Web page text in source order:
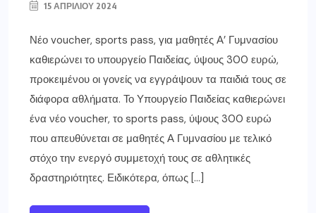
15 ΑΠΡΙΛΊΟΥ 2024
Νέο voucher, sports pass, για μαθητές Α’ Γυμνασίου
καθιερώνει το υπουργείο Παιδείας, ύψους 300 ευρώ,
προκειμένου οι γονείς να εγγράψουν τα παιδιά τους σε
διάφορα αθλήματα. Το Υπουργείο Παιδείας καθιερώνει
ένα νέο voucher, το sports pass, ύψους 300 ευρώ
που απευθύνεται σε μαθητές Α Γυμνασίου με τελικό
στόχο την ενεργό συμμετοχή τους σε αθλητικές
δραστηριότητες. Ειδικότερα, όπως […]